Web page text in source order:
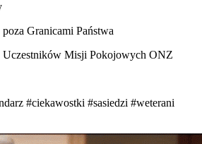
Granicami Państwa
Misji Pokojowych ONZ
#ciekawostki #sasiedzi #weterani